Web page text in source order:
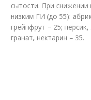
сытости. При
низким ГИ (до 55):
грейпфрут – 25;
гранат, нектарин – 35.